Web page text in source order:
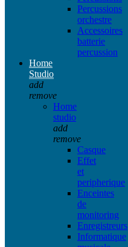
Percussions
orchestre
Accessoires
batterie
percussion
Home
Studio
add
remove
Home
studio
add
remove
Casque
Effet
et
peripherique
Enceintes
de
monitoring
Enregistreurs
Informatique